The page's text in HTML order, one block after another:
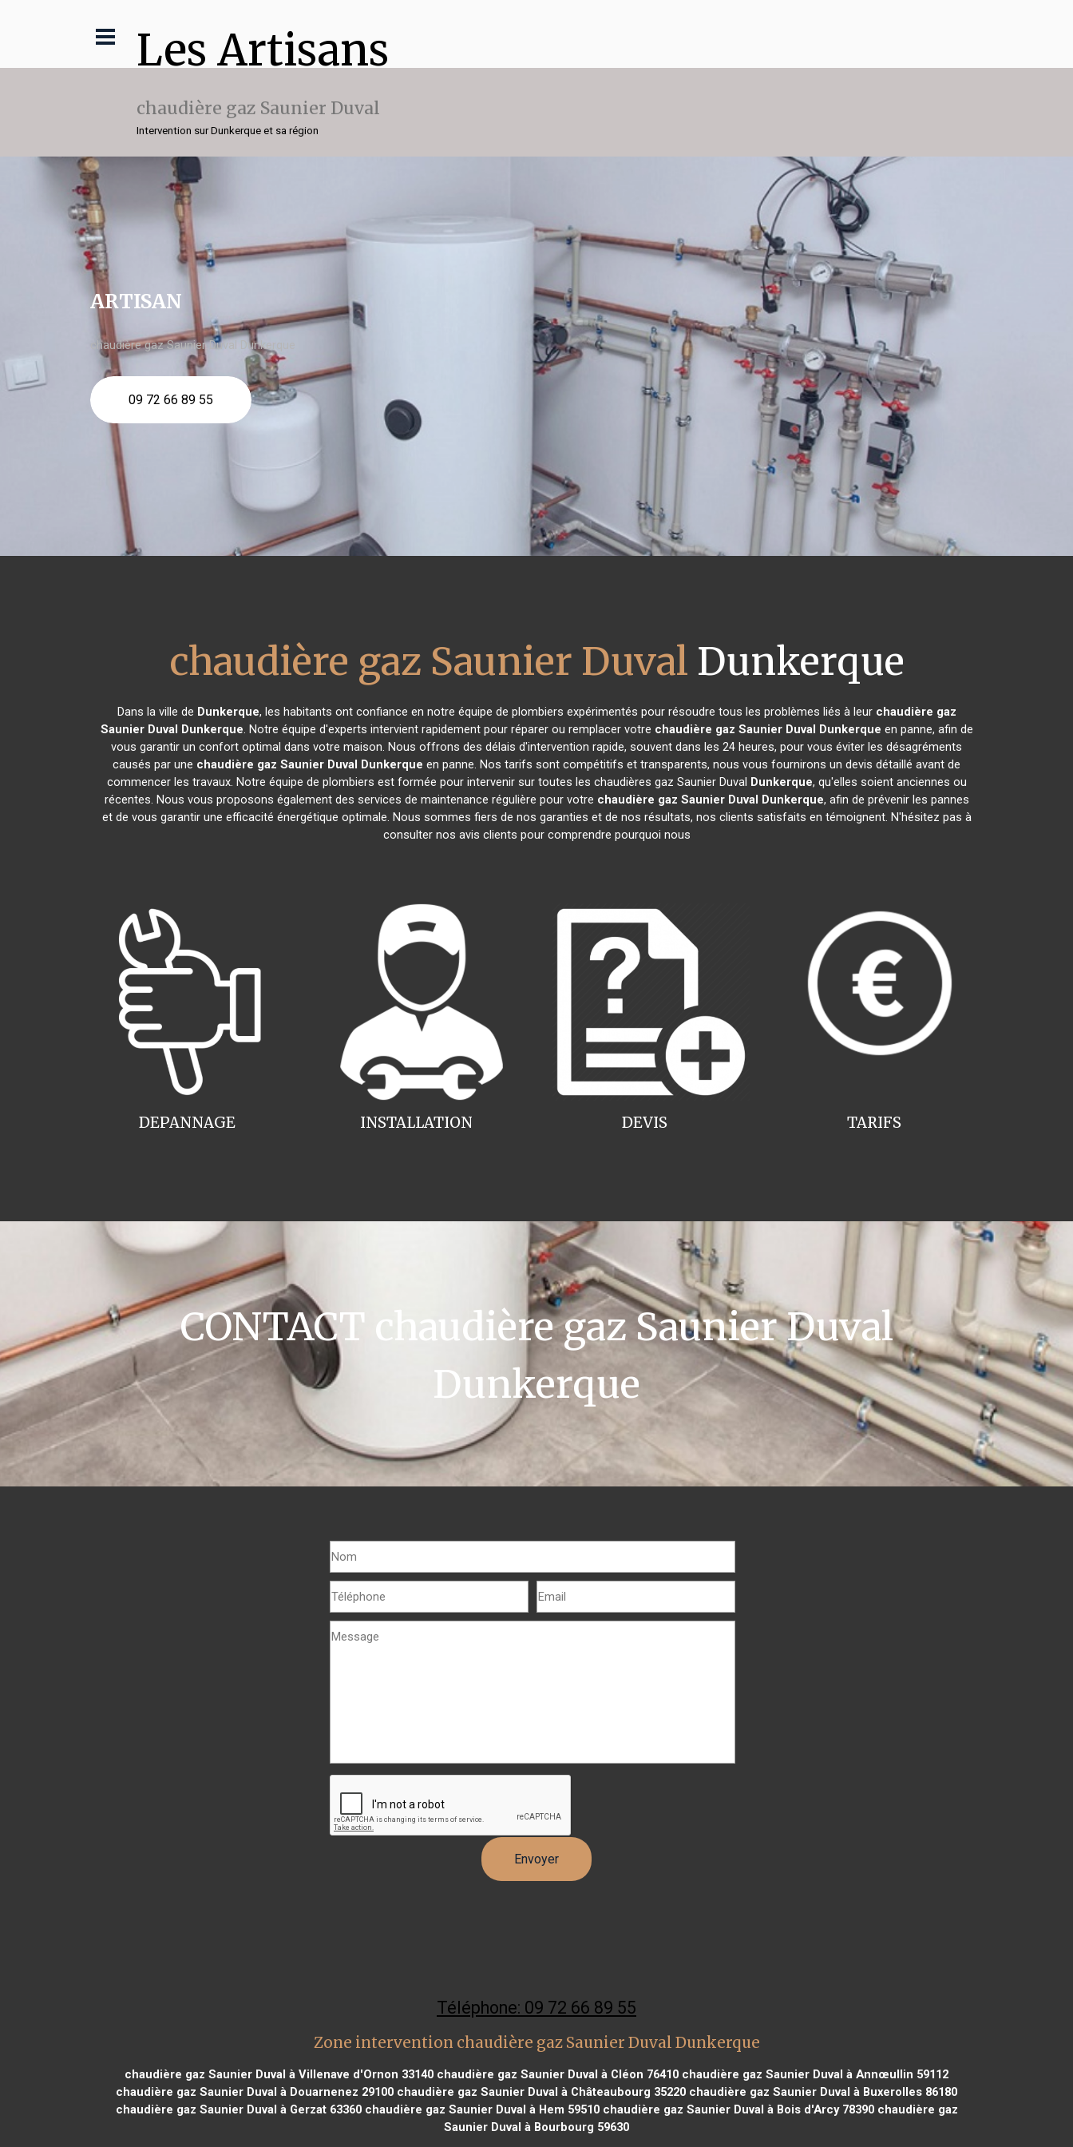
Les Artisans
chaudière gaz Saunier Duval
Intervention sur Dunkerque et sa région
ARTISAN
chaudière gaz Saunier Duval Dunkerque
09 72 66 89 55
chaudière gaz Saunier Duval Dunkerque
Dans la ville de Dunkerque, les habitants ont confiance en notre équipe de plombiers expérimentés pour résoudre tous les problèmes liés à leur chaudière gaz
Saunier Duval Dunkerque. Notre équipe d'experts intervient rapidement pour réparer ou remplacer votre chaudière gaz Saunier Duval Dunkerque en panne, afin de
vous garantir un confort optimal dans votre maison. Nous offrons des délais d'intervention rapide, souvent dans les 24 heures, pour vous éviter les désagréments
causés par une chaudière gaz Saunier Duval Dunkerque en panne. Nos tarifs sont compétitifs et transparents, nous vous fournirons un devis détaillé avant de
commencer les travaux. Notre équipe de plombiers est formée pour intervenir sur toutes les chaudières gaz Saunier Duval Dunkerque, qu'elles soient anciennes ou
récentes. Nous vous proposons également des services de maintenance régulière pour votre chaudière gaz Saunier Duval Dunkerque, afin de prévenir les pannes
et de vous garantir une efficacité énergétique optimale. Nous sommes fiers de nos garanties et de nos résultats, nos clients satisfaits en témoignent. N'hésitez pas à
consulter nos avis clients pour comprendre pourquoi nous
INSTALLATION
DEPANNAGE TARIFS
DEVIS
CONTACT chaudière gaz Saunier Duval
Dunkerque
Téléphone: 09 72 66 89 55
Zone intervention chaudière gaz Saunier Duval Dunkerque
chaudière gaz Saunier Duval à Villenave d'Ornon 33140 chaudière gaz Saunier Duval à Cléon 76410 chaudière gaz Saunier Duval à Annœullin 59112
chaudière gaz Saunier Duval à Douarnenez 29100 chaudière gaz Saunier Duval à Châteaubourg 35220 chaudière gaz Saunier Duval à Buxerolles 86180
chaudière gaz Saunier Duval à Gerzat 63360chaudière gaz Saunier Duval à Hem 59510chaudière gaz Saunier Duval à Bois d'Arcy 78390chaudière gaz
Saunier Duval à Bourbourg 59630